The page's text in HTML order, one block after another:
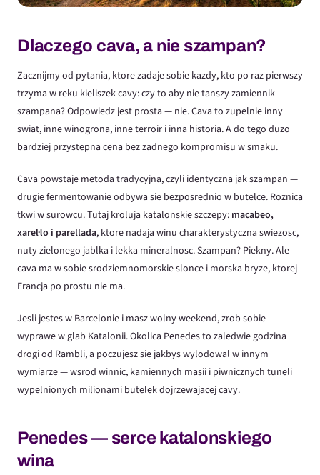
Dlaczego cava, a nie szampan?
Zacznijmy od pytania, ktore zadaje sobie kazdy, kto po raz pierwszy
trzyma w reku kieliszek cavy: czy to aby nie tanszy zamiennik
szampana? Odpowiedz jest prosta — nie. Cava to zupelnie inny
swiat, inne winogrona, inne terroir i inna historia. A do tego duzo
bardziej przystepna cena bez zadnego kompromisu w smaku.
Cava powstaje metoda tradycyjna, czyli identyczna jak szampan —
drugie fermentowanie odbywa sie bezposrednio w butelce. Roznica
tkwi w surowcu. Tutaj kroluja katalonskie szczepy: macabeo,
xarel·lo i parellada, ktore nadaja winu charakterystyczna swiezosc,
nuty zielonego jablka i lekka mineralnosc. Szampan? Piekny. Ale
cava ma w sobie srodziemnomorskie slonce i morska bryze, ktorej
Francja po prostu nie ma.
Jesli jestes w Barcelonie i masz wolny weekend, zrob sobie
wyprawe w glab Katalonii. Okolica Penedes to zaledwie godzina
drogi od Rambli, a poczujesz sie jakbys wylodowal w innym
wymiarze — wsrod winnic, kamiennych masii i piwnicznych tuneli
wypelnionych milionami butelek dojrzewajacej cavy.
Penedes — serce katalonskiego
wina